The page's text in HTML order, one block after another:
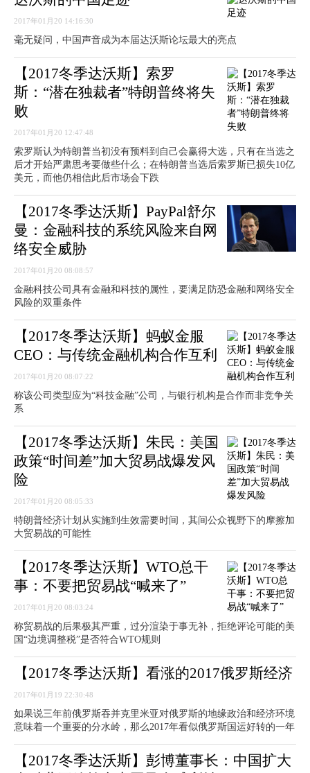
2017年01月20 14:16:30
毫无疑问，中国声音成为本届达沃斯论坛最大的亮点
【2017冬季达沃斯】索罗
斯：“潜在独裁者”特朗普终将失
败
2017年01月20 12:47:48
索罗斯认为特朗普当初没有预料到自己会赢得大选，只有在当选之
后才开始严肃思考要做些什么；在特朗普当选后索罗斯已损失10亿
美元，而他仍相信此后市场会下跌
【2017冬季达沃斯】PayPal舒尔
曼：金融科技的系统风险来自网
络安全威胁
2017年01月20 08:08:57
金融科技公司具有金融和科技的属性，要满足防恐金融和网络安全
风险的双重条件
【2017冬季达沃斯】蚂蚁金服
CEO：与传统金融机构合作互利
2017年01月20 08:07:22
称该公司类型应为“科技金融”公司，与银行机构是合作而非竞争关
系
【2017冬季达沃斯】朱民：美国
政策“时间差”加大贸易战爆发风
险
2017年01月20 08:05:33
特朗普经济计划从实施到生效需要时间，其间公众视野下的摩擦加
大贸易战的可能性
【2017冬季达沃斯】WTO总干
事：不要把贸易战“喊来了”
2017年01月20 08:03:24
称贸易战的后果极其严重，过分渲染于事无补，拒绝评论可能的美
国“边境调整税”是否符合WTO规则
【2017冬季达沃斯】看涨的2017俄罗斯经济
2017年01月19 22:30:48
如果说三年前俄罗斯吞并克里米亚对俄罗斯的地缘政治和经济环境
意味着一个重要的分水岭，那么2017年看似俄罗斯国运好转的一年
【2017冬季达沃斯】彭博董事长：中国扩大